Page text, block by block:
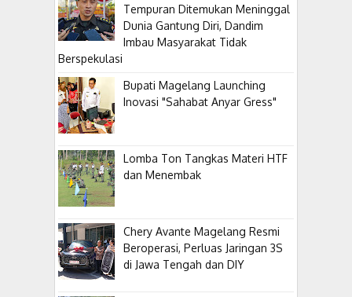
Tempuran Ditemukan Meninggal
Dunia Gantung Diri, Dandim
Imbau Masyarakat Tidak
Berspekulasi
Bupati Magelang Launching
Inovasi "Sahabat Anyar Gress"
Lomba Ton Tangkas Materi HTF
dan Menembak
​Chery Avante Magelang Resmi
Beroperasi, Perluas Jaringan 3S
di Jawa Tengah dan DIY